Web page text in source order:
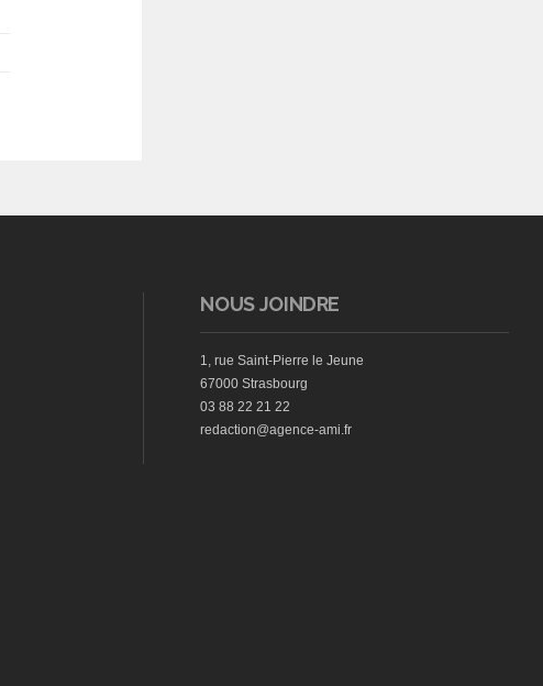
NOUS JOINDRE
1, rue Saint-Pierre le Jeune
67000 Strasbourg
03 88 22 21 22
redaction@agence-ami.fr